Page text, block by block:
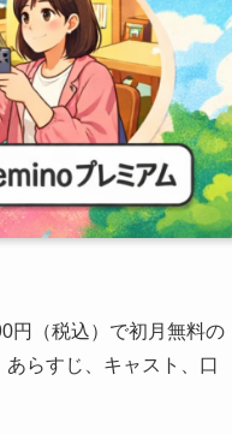
円（税込）で初月無料の
らすじ、キャスト、口